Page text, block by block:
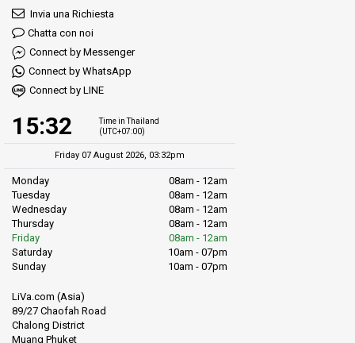
Invia una Richiesta
Chatta con noi
Connect by Messenger
Connect by WhatsApp
Connect by LINE
15:32
Time in Thailand
(UTC+07:00)
Friday 07 August 2026, 03:32pm
Monday
08am - 12am
Tuesday
08am - 12am
Wednesday
08am - 12am
Thursday
08am - 12am
Friday
08am - 12am
Saturday
10am - 07pm
Sunday
10am - 07pm
LiVa.com (Asia)
89/27 Chaofah Road
Chalong District
Muang Phuket